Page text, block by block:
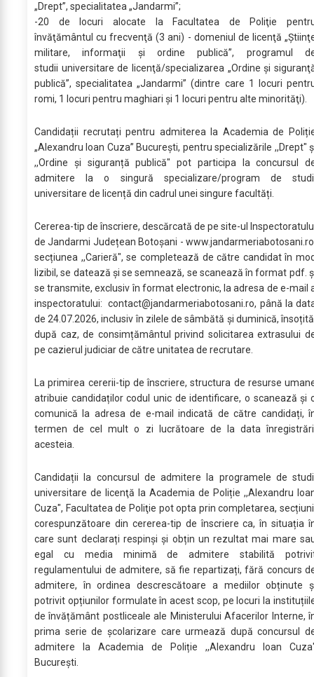
„Drept”, specialitatea „Jandarmi”;
-20 de locuri alocate la Facultatea de Poliţie
învăţământul cu frecvenţă (3 ani) - domeniul de licenţă
militare, informaţii şi ordine publică”, programul
studii universitare de licenţă/specializarea „Ordine şi
publică”, specialitatea „Jandarmi” (dintre care 1 locuri
romi, 1 locuri pentru maghiari şi 1 locuri pentru alte minorităţi).
Candidații recrutați pentru admiterea la Academia de
„Alexandru Ioan Cuza” Bucureşti, pentru specializările ,,Drept"
,,Ordine și siguranță publică" pot participa la concursul
admitere la o singură specializare/program de
universitare de licență din cadrul unei singure facultăți.
Cererea-tip de înscriere, descărcată de pe site-ul
de Jandarmi Județean Botoșani -
secțiunea ,,Carieră", se completează de către candidat în
lizibil, se datează și se semnează, se scanează în format pdf.
se transmite, exclusiv în format electronic, la adresa de e-mail
inspectoratului:contact@jandarmeriabotosani.ro, până la
de 24.07.2026, inclusiv în zilele de sâmbătă și duminică,
după caz, de consimțământul privind solicitarea extrasului
pe cazierul judiciar de către unitatea de recrutare.
La primirea cererii-tip de înscriere, structura de resurse
atribuie candidaților codul unic de identificare, o scanează și
comunică la adresa de e-mail indicată de către candidați,
termen de cel mult o zi lucrătoare de la data
acesteia.
Candidații la concursul de admitere la programele de
universitare de licenţă la Academia de Poliție ,,Alexandru
Cuza", Facultatea de Poliţie pot opta prin completarea,
corespunzătoare din cererea-tip de înscriere ca, în situația
care sunt declarați respinși și obțin un rezultat mai mare
egal cu media minimă de admitere stabilită
regulamentului de admitere, să fie repartizați, fără concurs
admitere, în ordinea descrescătoare a mediilor obținute
potrivit opțiunilor formulate în acest scop, pe locuri la
de învățământ postliceale ale Ministerului Afacerilor Interne,
prima serie de școlarizare care urmează după concursul
admitere la Academia de Poliție ,,Alexandru Ioan
București.